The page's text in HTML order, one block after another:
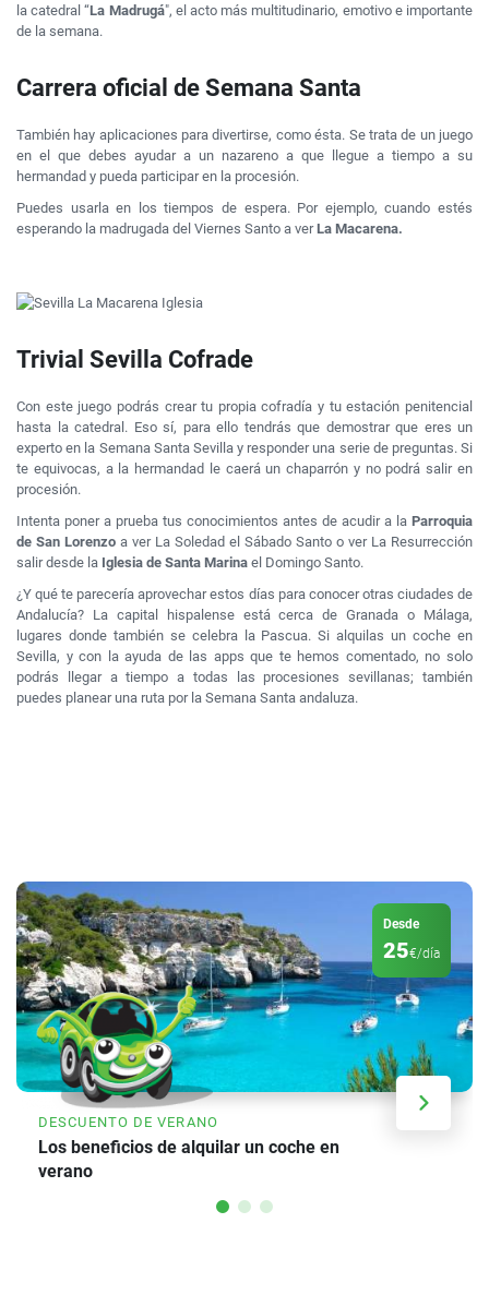
la catedral “La Madrugá", el acto más multitudinario, emotivo e importante
de la semana.
Carrera oficial de Semana Santa
También hay aplicaciones para divertirse, como ésta. Se trata de un juego
en el que debes ayudar a un nazareno a que llegue a tiempo a su
hermandad y pueda participar en la procesión.
Puedes usarla en los tiempos de espera. Por ejemplo, cuando estés
esperando la madrugada del Viernes Santo a verLa Macarena.
Trivial Sevilla Cofrade
Con este juego podrás crear tu propia cofradía y tu estación penitencial
hasta la catedral. Eso sí, para ello tendrás que demostrar que eres un
experto en la Semana Santa Sevilla y responder una serie de preguntas. Si
te equivocas, a la hermandad le caerá un chaparrón y no podrá salir en
procesión.
Intenta poner a prueba tus conocimientos antes de acudir a la Parroquia
de San Lorenzo a ver La Soledad el Sábado Santo o ver La Resurrección
salir desde la Iglesia de Santa Marina el Domingo Santo.
¿Y qué te parecería aprovechar estos días para conocer otras ciudades de
Andalucía? La capital hispalense está cerca de Granada o Málaga,
lugares donde también se celebra la Pascua. Si alquilas un coche en
Sevilla, y con la ayuda de las apps que te hemos comentado, no solo
podrás llegar a tiempo a todas las procesiones sevillanas; también
puedes planear una ruta por la Semana Santa andaluza.
Desde
25€/día
DESCUENTO DE VERANO
Los beneficios de alquilar un coche en
verano